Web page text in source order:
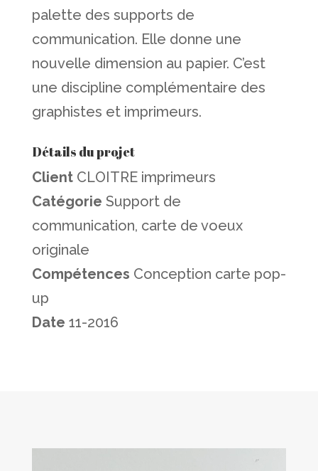
palette des supports de
communication. Elle donne une
nouvelle dimension au papier. C’est
une discipline complémentaire des
graphistes et imprimeurs.
Détails du projet
Client CLOITRE imprimeurs
Catégorie Support de
communication, carte de voeux
originale
Compétences Conception carte pop-
up
Date 11-2016